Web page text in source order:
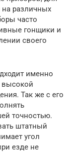
на различных
часто
гонщики и
своего
именно
высокой
Так же с его
точностью.
штатный
угол
езде не